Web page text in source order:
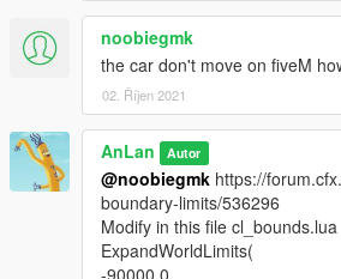
noobiegmk
the car don't move on fiveM
02. Říjen 2021
AnLan Autor
@noobiegmk https://
boundary-limits/536296
Modify in this file cl_bounds.lua
ExpandWorldLimits(
-90000.0,